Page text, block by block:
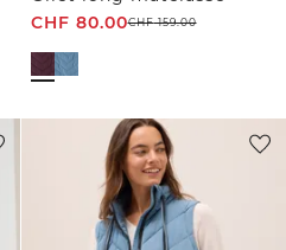
CHF 80.00CHF159.00